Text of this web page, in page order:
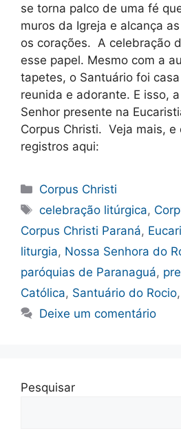
se torna palco de uma fé
muros da Igreja e alcança
os corações. A celebração
esse papel. Mesmo com a
tapetes, o Santuário foi
reunida e adorante. E isso,
Senhor presente na
Corpus Christi. Veja mais, e
registros aqui:
Categorias
Corpus Christi
Tags
celebração litúrgica,
Corpus Christi Paraná,
liturgia, Nossa Senhora do
paróquias de Paranaguá,
Católica, Santuário do Rocio,
Deixe um comentário
Pesquisar